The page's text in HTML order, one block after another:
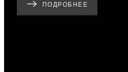
ПОДРОБНЕЕ